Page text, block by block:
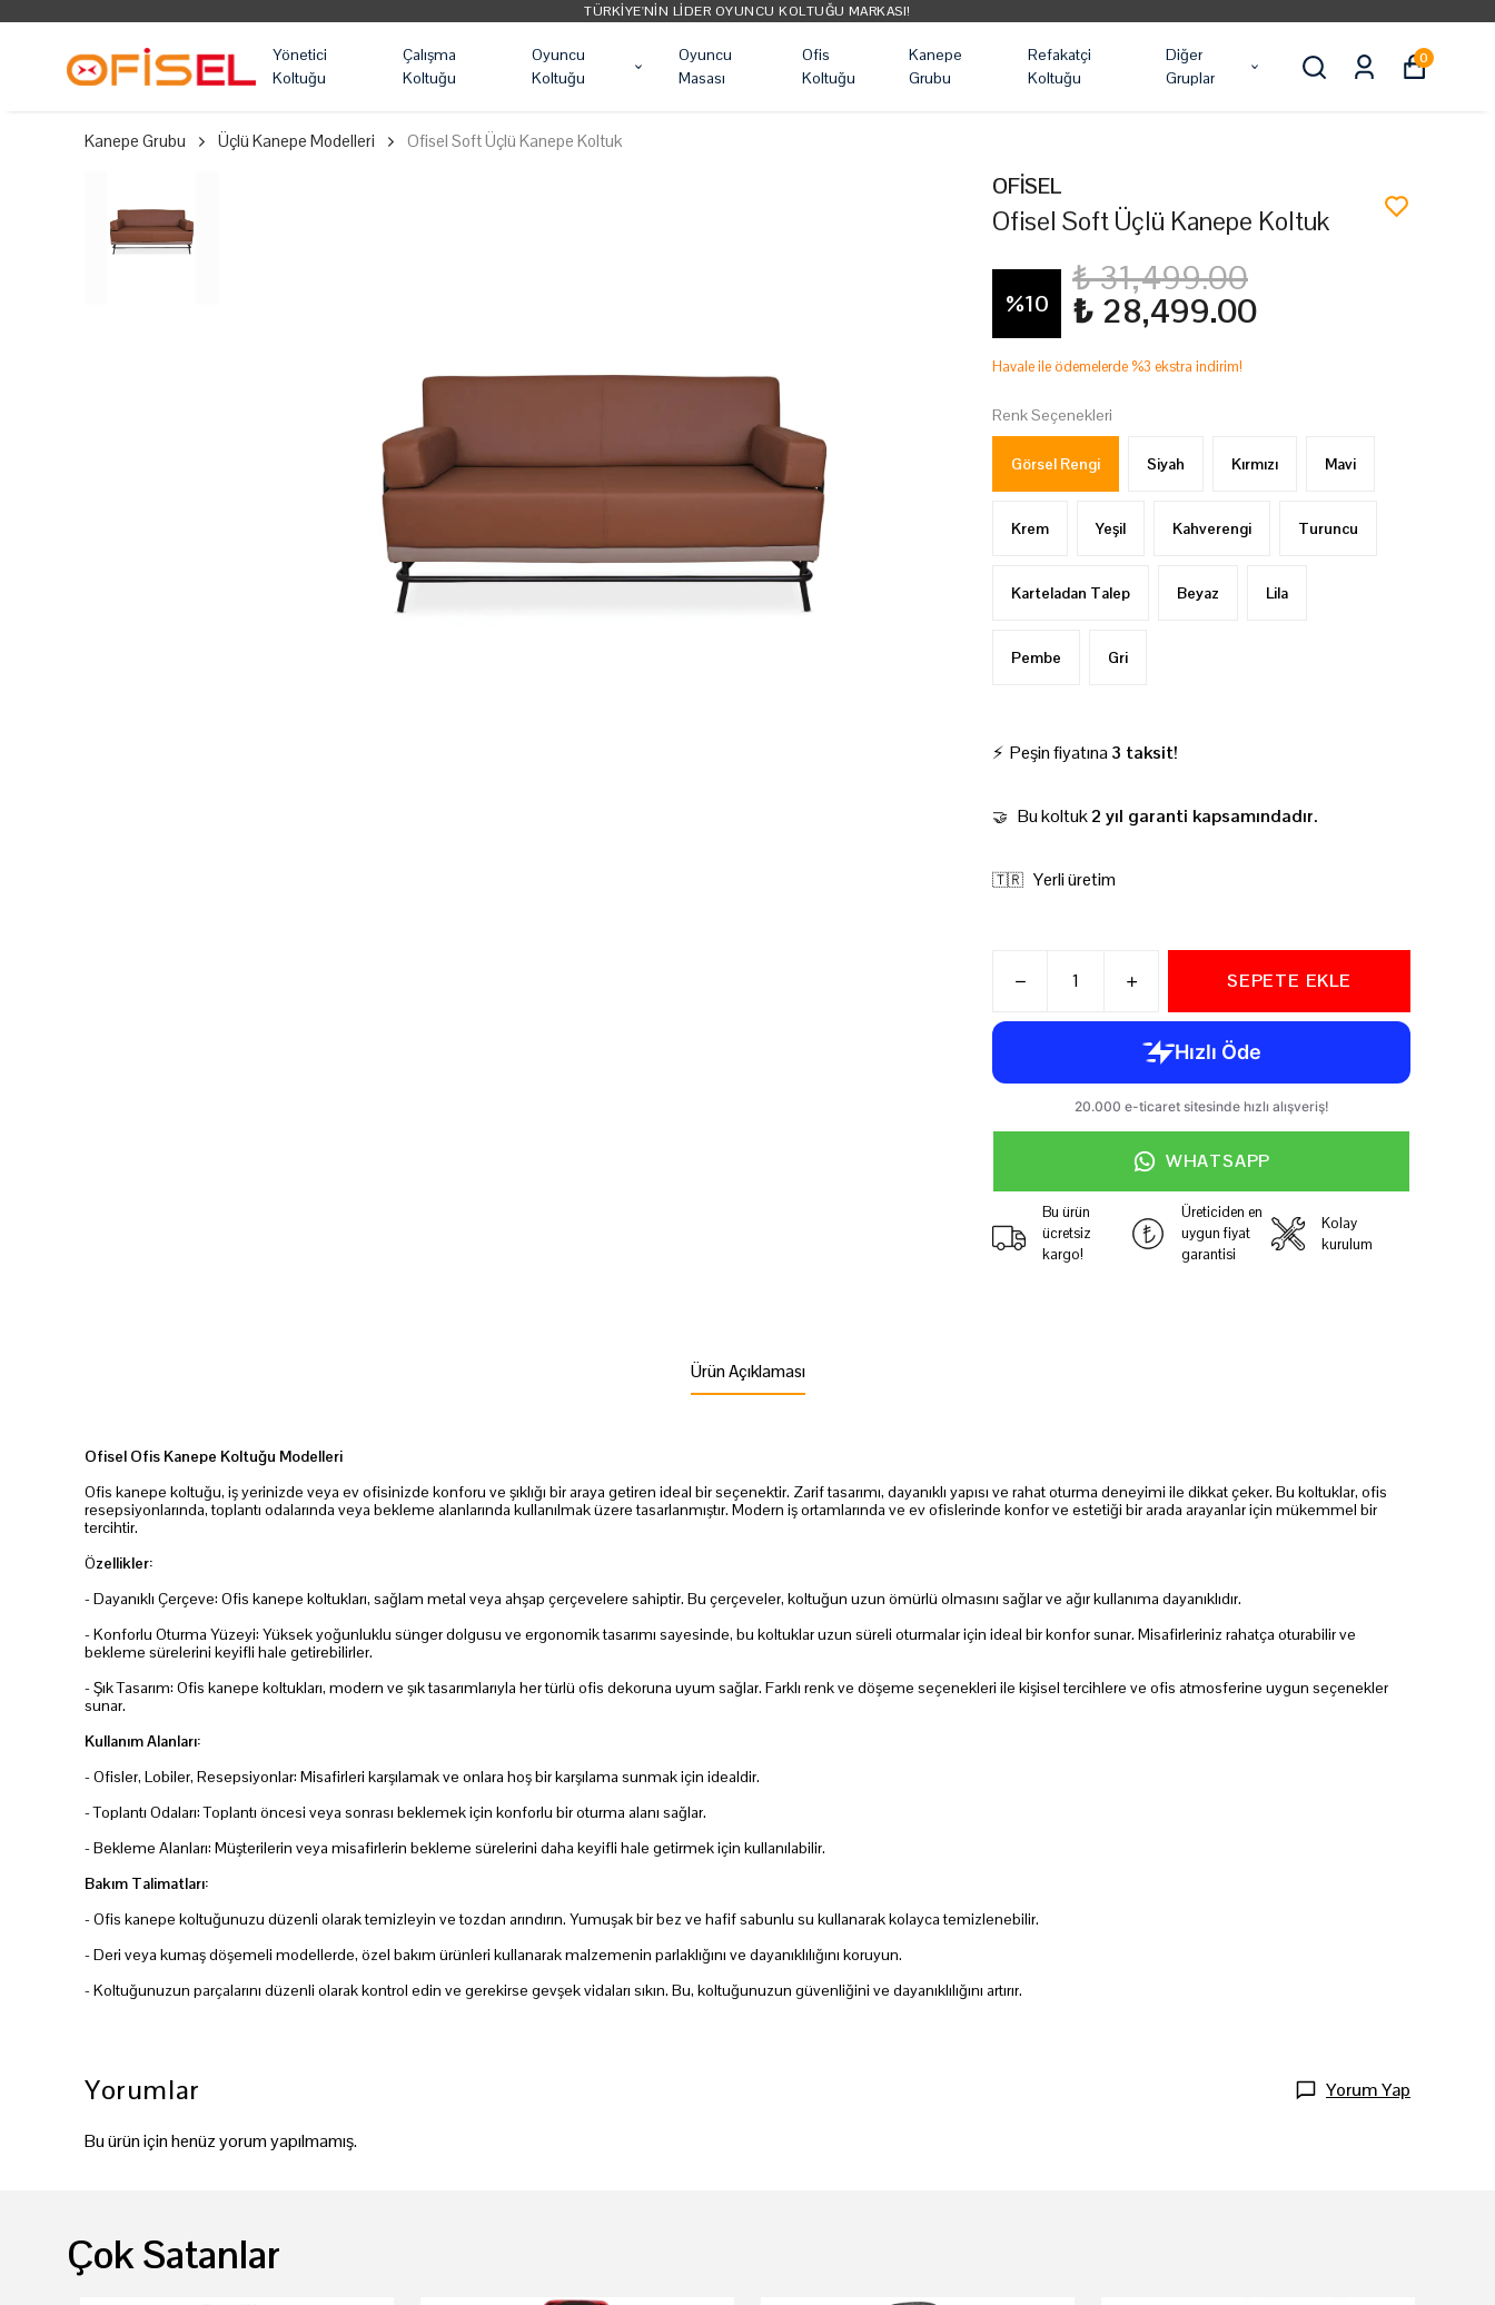
TÜRKIYE'NIN LIDER OYUNCU KOLTUĞU MARKASI!
Yönetici
Koltuğu
Çalışma
Koltuğu
Oyuncu
Koltuğu
Oyuncu
Masası
Ofis
Koltuğu
Kanepe
Grubu
Refakatçi
Koltuğu
Diğer
Gruplar
0
Kanepe Grubu Üçlü Kanepe Modelleri Ofisel Soft Üçlü Kanepe Koltuk
OFİSEL
Ofisel Soft Üçlü Kanepe Koltuk
%10
₺ 31,499.00
₺ 28,499.00
Havale ile ödemelerde %3 ekstra indirim!
Renk Seçenekleri
Görsel Rengi Siyah Kırmızı Mavi
Krem Yeşil Kahverengi Turuncu
Karteladan Talep Beyaz Lila
Pembe Gri
⚡ Peşin fiyatına 3 taksit!
🤝 Bu koltuk2 yıl garanti kapsamındadır.
🇹🇷 Yerli üretim
SEPETE EKLE
WHATSAPP
Bu ürün
ücretsiz
kargo!
Üreticiden en
uygun fiyat
garantisi
Kolay
kurulum
Ürün Açıklaması
Ofisel Ofis Kanepe Koltuğu Modelleri
Ofis kanepe koltuğu, iş yerinizde veya ev ofisinizde konforu ve şıklığı bir araya getiren ideal bir seçenektir. Zarif tasarımı, dayanıklı yapısı ve rahat oturma deneyimi ile dikkat çeker. Bu koltuklar, ofis
resepsiyonlarında, toplantı odalarında veya bekleme alanlarında kullanılmak üzere tasarlanmıştır. Modern iş ortamlarında ve ev ofislerinde konfor ve estetiği bir arada arayanlar için mükemmel bir
tercihtir.
Özellikler:
- Dayanıklı Çerçeve: Ofis kanepe koltukları, sağlam metal veya ahşap çerçevelere sahiptir. Bu çerçeveler, koltuğun uzun ömürlü olmasını sağlar ve ağır kullanıma dayanıklıdır.
- Konforlu Oturma Yüzeyi: Yüksek yoğunluklu sünger dolgusu ve ergonomik tasarımı sayesinde, bu koltuklar uzun süreli oturmalar için ideal bir konfor sunar. Misafirleriniz rahatça oturabilir ve
bekleme sürelerini keyifli hale getirebilirler.
- Şık Tasarım: Ofis kanepe koltukları, modern ve şık tasarımlarıyla her türlü ofis dekoruna uyum sağlar. Farklı renk ve döşeme seçenekleri ile kişisel tercihlere ve ofis atmosferine uygun seçenekler
sunar.
Kullanım Alanları:
- Ofisler, Lobiler, Resepsiyonlar: Misafirleri karşılamak ve onlara hoş bir karşılama sunmak için idealdir.
- Toplantı Odaları: Toplantı öncesi veya sonrası beklemek için konforlu bir oturma alanı sağlar.
- Bekleme Alanları: Müşterilerin veya misafirlerin bekleme sürelerini daha keyifli hale getirmek için kullanılabilir.
Bakım Talimatları:
- Ofis kanepe koltuğunuzu düzenli olarak temizleyin ve tozdan arındırın. Yumuşak bir bez ve hafif sabunlu su kullanarak kolayca temizlenebilir.
- Deri veya kumaş döşemeli modellerde, özel bakım ürünleri kullanarak malzemenin parlaklığını ve dayanıklılığını koruyun.
- Koltuğunuzun parçalarını düzenli olarak kontrol edin ve gerekirse gevşek vidaları sıkın. Bu, koltuğunuzun güvenliğini ve dayanıklılığını artırır.
Yorumlar Yorum Yap
Bu ürün için henüz yorum yapılmamış.
Çok Satanlar